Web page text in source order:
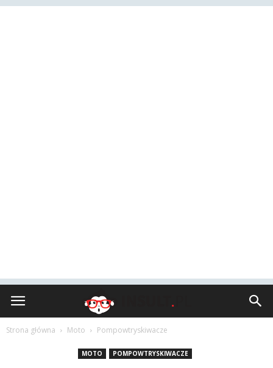
Insult.pl
Strona główna Moto Pompowtryskiwacze
MOTO POMPOWTRYSKIWACZE